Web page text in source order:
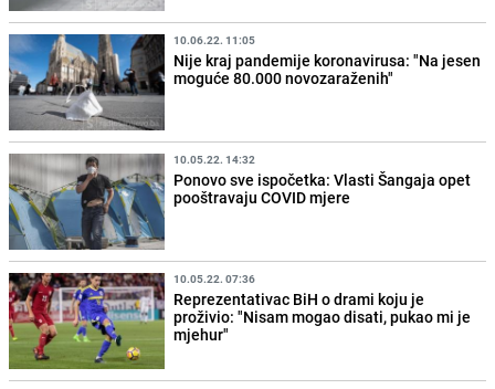
10.06.22. 11:05
Nije kraj pandemije koronavirusa: "Na jesen
moguće 80.000 novozaraženih"
10.05.22. 14:32
Ponovo sve ispočetka: Vlasti Šangaja opet
pooštravaju COVID mjere
10.05.22. 07:36
Reprezentativac BiH o drami koju je
proživio: "Nisam mogao disati, pukao mi je
mjehur"